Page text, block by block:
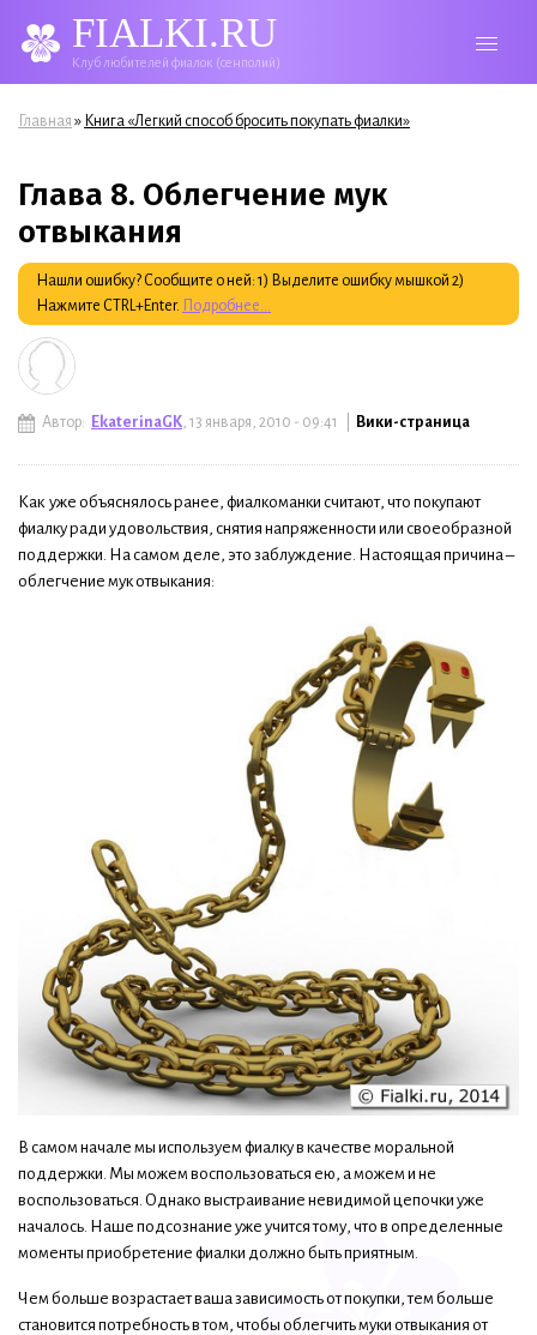
FIALKI.RU
Клуб любителей фиалок (сенполий)
Вы здесь
Главная » Книга «Легкий способ бросить покупать фиалки»
Глава 8. Облегчение мук
отвыкания
Нашли ошибку? Сообщите о ней: 1) Выделите ошибку мышкой 2)
Нажмите CTRL+Enter. Подробнее...
Автор: EkaterinaGK, 13 января, 2010 - 09:41 | Вики-страница
Как уже объяснялось ранее, фиалкоманки считают, что покупают
фиалку ради удовольствия, снятия напряженности или своеобразной
поддержки. На самом деле, это заблуждение. Настоящая причина –
облегчение мук отвыкания:
В самом начале мы используем фиалку в качестве моральной
поддержки. Мы можем воспользоваться ею, а можем и не
воспользоваться. Однако выстраивание невидимой цепочки уже
началось. Наше подсознание уже учится тому, что в определенные
моменты приобретение фиалки должно быть приятным.
Чем больше возрастает ваша зависимость от покупки, тем больше
становится потребность в том, чтобы облегчить муки отвыкания от